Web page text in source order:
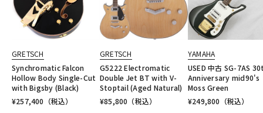
GRETSCH
Synchromatic Falcon
Hollow Body Single-Cut
with Bigsby (Black)
¥257,400 （税込）
GRETSCH
G5222 Electromatic
Double Jet BT with V-
Stoptail (Aged Natural)
¥85,800 （税込）
YAMAHA
USED 中古 SG-7AS
Anniversary mid90's
Moss Green
¥249,800 （税込）